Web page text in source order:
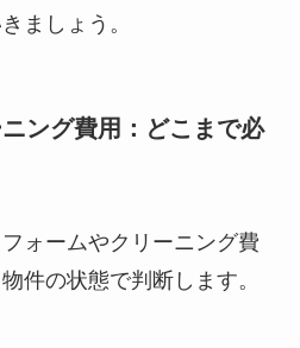
ましょう。
ング費用：どこまで必
ォームやクリーニング費
件の状態で判断します。